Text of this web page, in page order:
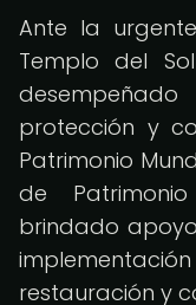
Ante la
Templo del
protección y
Patrimonio
de
brindado
restauración y